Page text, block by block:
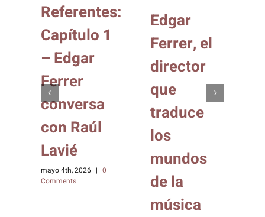
Referentes:
Capítulo 1
– Edgar
Ferrer
conversa
con Raúl
Lavié
mayo 4th, 2026 | 0
Comments
Edgar
Ferrer, el
director
que
traduce
los
mundos
de la
música